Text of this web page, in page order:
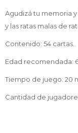
Agudizá tu memoria
y las ratas malas de
Contenido: 54 cartas.
Edad recomendada:
Tiempo de juego: 20
Cantidad de